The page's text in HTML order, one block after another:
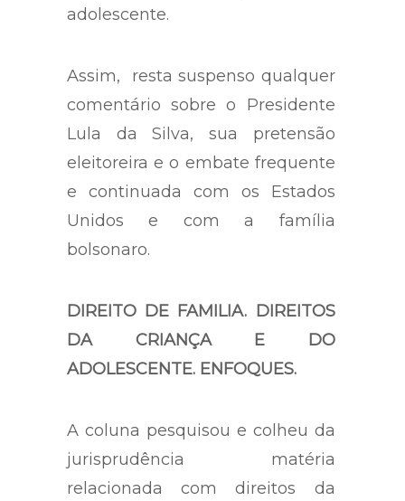
adolescente.
Assim, resta suspenso qualquer
comentário sobre o Presidente
Lula da Silva, sua pretensão
eleitoreira e o embate frequente
e continuada com os Estados
Unidos e com a família
bolsonaro.
DIREITO DE FAMILIA. DIREITOS
DA CRIANÇA E DO
ADOLESCENTE. ENFOQUES.
A coluna pesquisou e colheu da
jurisprudência matéria
relacionada com direitos da